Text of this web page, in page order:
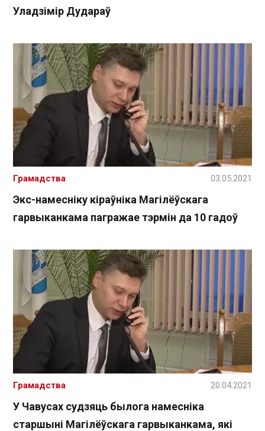
Уладзімір Дудараў
Экс-намесніку кіраўніка Магілёўскага
гарвыканкама пагражае тэрмін да 10 гадоў
Грамадства 03.05.2021
У Чавусах судзяць былога намесніка
старшыні Магілёўскага гарвыканкама , які
Грамадства 20.04.2021